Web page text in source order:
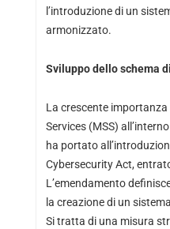
l’introduzione di un
armonizzato.
Sviluppo dello schema
La crescente
Services (MSS)
ha portato
Cybersecurity Act,
L’emendamento
la creazione di un
Si tratta di una misura